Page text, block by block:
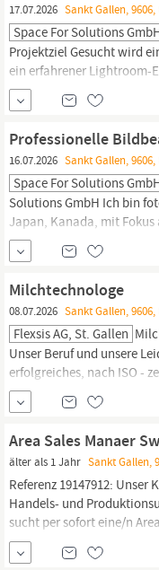
17.07.2026 Sankt Gallen,
Space For Solutions
Projektziel Gesucht wird
ein erfahrener Lightroom-
für Bildsprache, Licht und
Entwicklung und
entstehen, die optimal für
Professionelle
16.07.2026 Sankt Gallen,
Space For Solutions
Solutions GmbH Ich bin
Japan, Kanada, mit
in Landschaftsfotografie,
Architektur, … Nun kann
deutschsprachigen Raum
Vollprofi“,...
Milchtechnologe
08.07.2026 Sankt Gallen,
Flexsis AG, St. Gallen
Unser Beruf und unsere
erfolgreiches, nach ISO -
Mitarbeitenden in der
ihren spezialisierten
Unternehmen und
Area Sales Manaer
älter als 1 Jahr Sankt Gallen,
Referenz 19147912:
Handels- und
sucht per sofort eine/n
100%. Ihre
Verkaufsgebiet in